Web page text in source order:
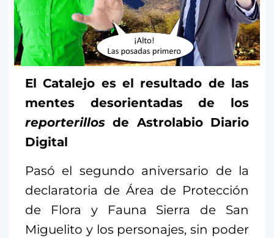
El Catalejo es el resultado de las
mentes desorientadas de los
reporterillos de Astrolabio Diario
Digital
Pasó el segundo aniversario de la
declaratoria de Área de Protección
de Flora y Fauna Sierra de San
Miguelito y los personajes, sin poder